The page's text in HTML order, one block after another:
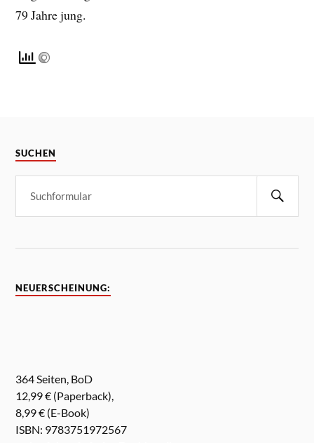
79 Jahre jung.
SUCHEN
NEUERSCHEINUNG:
364 Seiten, BoD
12,99 € (Paperback),
8,99 € (E-Book)
ISBN: 9783751972567